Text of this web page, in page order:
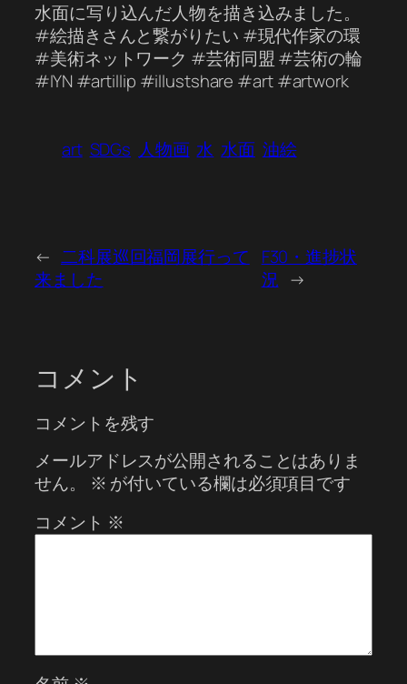
水面に写り込んだ人物を描き込みました。
#絵描きさんと繋がりたい #現代作家の環
#美術ネットワーク #芸術同盟 #芸術の輪
#IYN #artillip #illustshare #art #artwork
art SDGs 人物画 水 水面 油絵
← 二科展巡回福岡展行って
来ました
F30・進捗状
況 →
コメント
コメントを残す
メールアドレスが公開されることはありま
せん。
※ が付いている欄は必須項目です
コメント ※